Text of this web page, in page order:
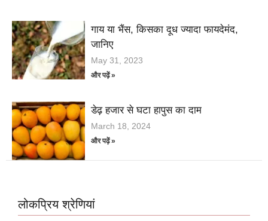
गाय या भैंस, किसका दूध ज्यादा फायदेमंद,
जानिए
May 31, 2023
और पढ़ें »
डेढ़ हजार से घटा हापुस का दाम
March 18, 2024
और पढ़ें »
लोकप्रिय श्रेणियां